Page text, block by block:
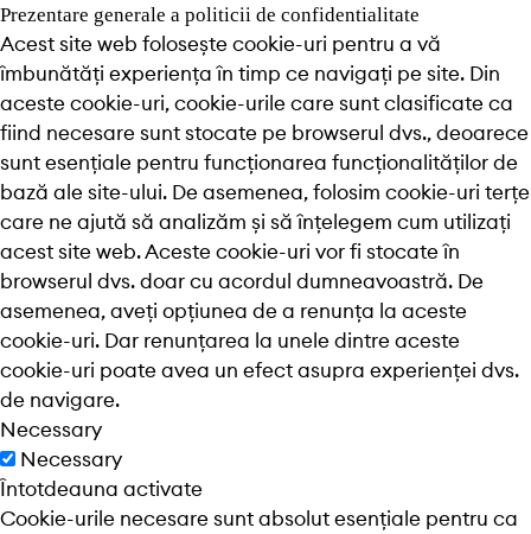
Prezentare generale a politicii de confidentialitate
Acest site web folosește cookie-uri pentru a vă
îmbunătăți experiența în timp ce navigați pe site. Din
aceste cookie-uri, cookie-urile care sunt clasificate ca
fiind necesare sunt stocate pe browserul dvs., deoarece
sunt esențiale pentru funcționarea funcționalităților de
bază ale site-ului. De asemenea, folosim cookie-uri terțe
care ne ajută să analizăm și să înțelegem cum utilizați
acest site web. Aceste cookie-uri vor fi stocate în
browserul dvs. doar cu acordul dumneavoastră. De
asemenea, aveți opțiunea de a renunța la aceste
cookie-uri. Dar renunțarea la unele dintre aceste
cookie-uri poate avea un efect asupra experienței dvs.
de navigare.
Necessary
Necessary
Întotdeauna activate
Cookie-urile necesare sunt absolut esențiale pentru ca